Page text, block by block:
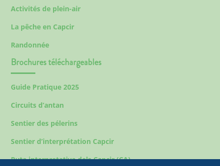
Activités de plein-air
La pêche en Capcir
Randonnée
Brochures téléchargeables
Guide Pratique 2025
Circuits d’antan
Sentier des pélerins
Sentier d’interprétation Capcir
Ruta interpretativa dels Capcir (CA)